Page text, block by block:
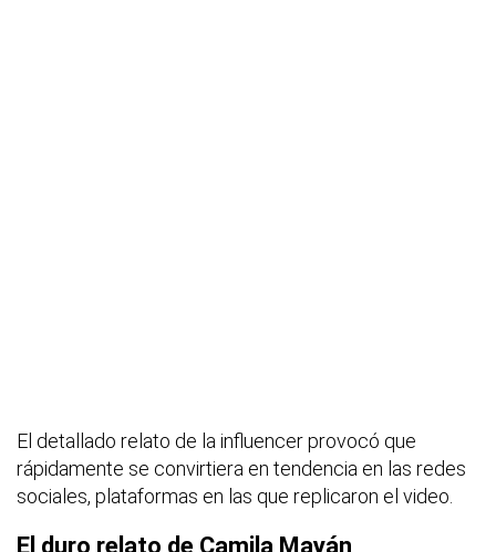
El detallado relato de la influencerprovocó que
rápidamente se convirtiera en tendencia en las redes
sociales, plataformas en las que replicaron el video.
El duro relato de Camila Mayán